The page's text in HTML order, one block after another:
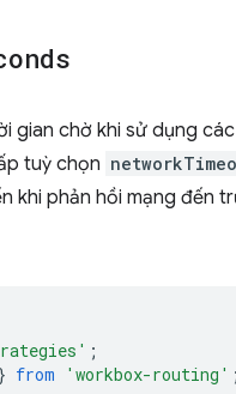
gian chờ khi sử dụng
tuỳ chọn
khi phản hồi mạng đến
;
} from 'workbox-routing' ;